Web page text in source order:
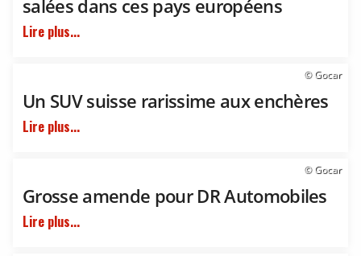
salées dans ces pays européens
Lire plus...
© Gocar
Un SUV suisse rarissime aux enchères
Lire plus...
© Gocar
Grosse amende pour DR Automobiles
Lire plus...